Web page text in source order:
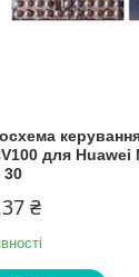
для Huawei
30
₴